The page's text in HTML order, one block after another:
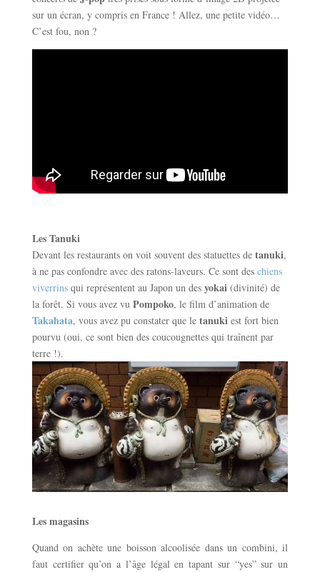
sur un écran, y compris en France ! Allez, une petite vidéo…
C’est fou, non ?
Les Tanuki
Devant les restaurants on voit souvent des statuettes de tanuki,
à ne pas confondre avec des ratons-laveurs. Ce sont des chiens
viverrinsqui représentent au Japon un des yokai(divinité) de
la forêt. Si vous avez vu Pompoko, le film d’animation de
Takahata, vous avez pu constater que le tanukiest fort bien
pourvu (oui, ce sont bien des coucougnettes qui traînent par
terre !).
Les magasins
Quand on achète une boisson alcoolisée dans un combini, il
faut certifier qu’on a l’âge légal en tapant sur “yes” sur un